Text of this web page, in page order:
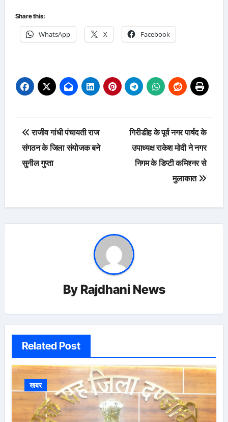
Share this:
WhatsApp X Facebook
Post
navigation
राजीव गांधी पंचायती राज
संगठन के जिला संयोजक बने
सुनील गुप्ता
गिरीडीह के पूर्व नगर पार्षद के
उपाध्यक्ष राकेश मोदी ने नगर
निगम के डिप्टी कमिश्नर से
मुलाकात
By Rajdhani News
Related Post
खबर